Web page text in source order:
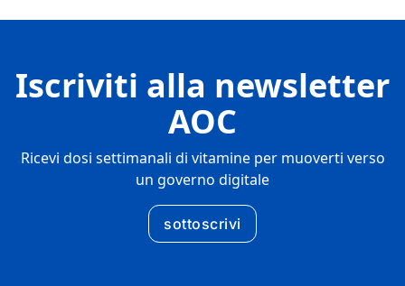
Iscriviti alla newsletter
AOC
Ricevi dosi settimanali di vitamine per muoverti verso
un governo digitale
sottoscrivi